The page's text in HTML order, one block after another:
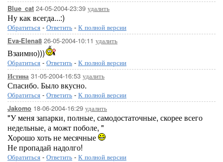
Blue_cat 24-05-2004-23:39 удалить
Ну как всегда...:)
Обратиться - Ответить - К полной версии
Eva-Elena8 26-05-2004-10:11 удалить
Взаимно)))
Обратиться - Ответить - К полной версии
Истина 31-05-2004-16:53 удалить
Спасибо. Было вкусно.
Обратиться - Ответить - К полной версии
Jakomo 18-06-2004-16:29 удалить
"У меня запарки, полные, самодостаточные, скорее всего
недельные, а можт поболе, "
Хорошо хоть не месячные
Не пропадай надолго!
Обратиться - Ответить - К полной версии